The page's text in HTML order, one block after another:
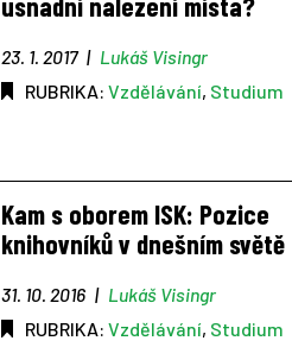
23. 1. 2017 | Lukáš Visingr
RUBRIKA: Vzdělávání, Studium
Kam s oborem ISK: Pozice
knihovníků v dnešním světě
31. 10. 2016 | Lukáš Visingr
RUBRIKA: Vzdělávání, Studium